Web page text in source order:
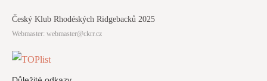
Český Klub Rhodéských Ridgebacků 2025
Webmaster: webmaster@ckrr.cz